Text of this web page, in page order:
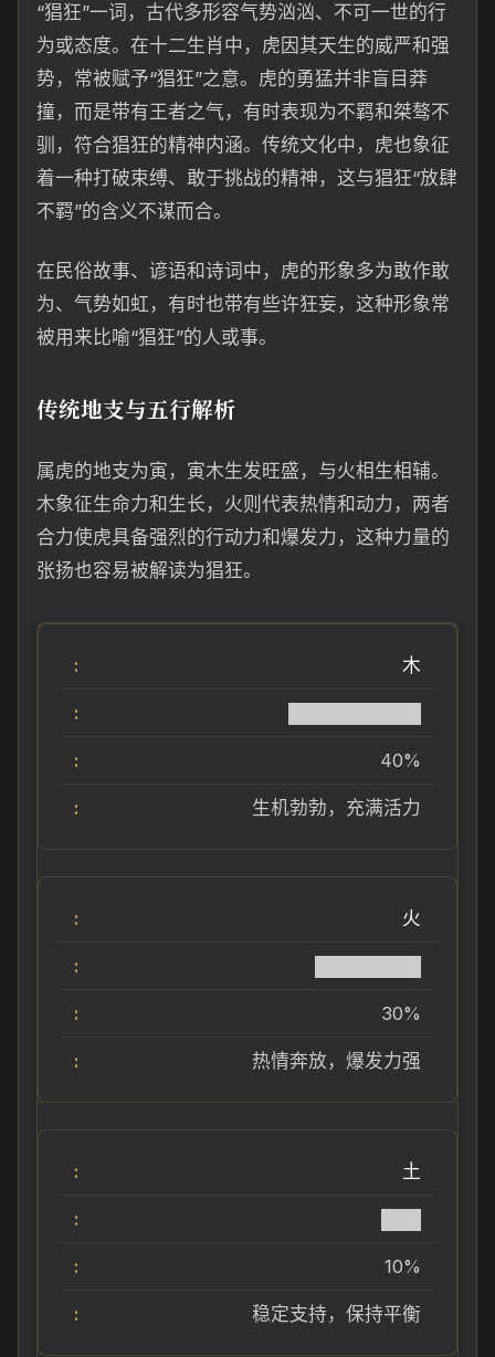
“猖狂”一词，古代多形容气势汹汹、不可一世的行
为或态度。在十二生肖中，虎因其天生的威严和强
势，常被赋予“猖狂”之意。虎的勇猛并非盲目莽
撞，而是带有王者之气，有时表现为不羁和桀骜不
驯，符合猖狂的精神内涵。传统文化中，虎也象征
着一种打破束缚、敢于挑战的精神，这与猖狂“放肆
不羁”的含义不谋而合。
在民俗故事、谚语和诗词中，虎的形象多为敢作敢
为、气势如虹，有时也带有些许狂妄，这种形象常
被用来比喻“猖狂”的人或事。
传统地支与五行解析
属虎的地支为寅，寅木生发旺盛，与火相生相辅。
木象征生命力和生长，火则代表热情和动力，两者
合力使虎具备强烈的行动力和爆发力，这种力量的
张扬也容易被解读为猖狂。
木
40%
生机勃勃，充满活力
火
30%
热情奔放，爆发力强
土
10%
稳定支持，保持平衡